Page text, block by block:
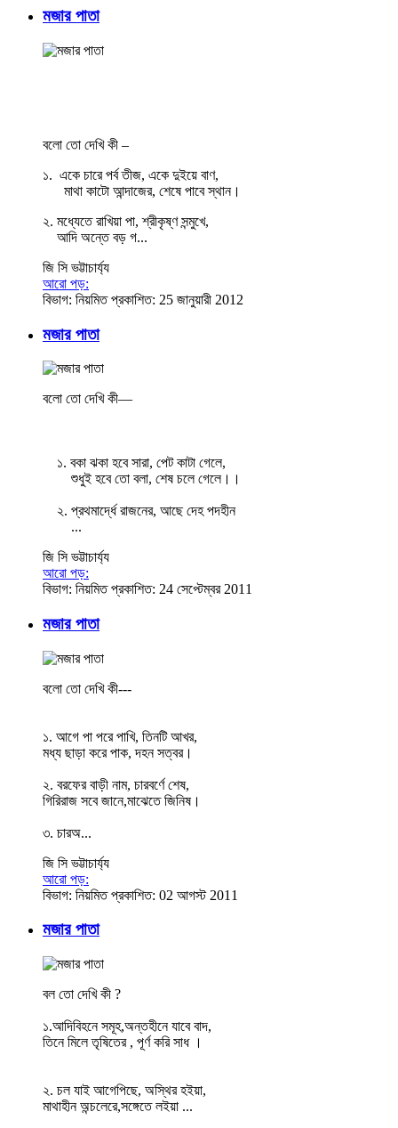
মজার পাতা
বলো তো দেখি কী –
১. একে চারে পর্ব তীজ, একে দুইয়ে বাণ,
মাথা কাটো আন্দাজের, শেষে পাবে স্থান।
২. মধ্যেতে রাখিয়া পা, শ্রীকৃষ্ণ সন্মুখে,
আদি অন্তে বড় গ...
জি সি ভট্টাচার্য্য
আরো পড়:
বিভাগ: নিয়মিত প্রকাশিত: 25 জানুয়ারী 2012
মজার পাতা
বলো তো দেখি কী—
১. বকা ঝকা হবে সারা, পেট কাটা গেলে,
শুধুই হবে তো বলা, শেষ চলে গেলে।।
২. প্রথমার্দ্ধে রাজনের, আছে দেহ পদহীন
...
জি সি ভট্টাচার্য্য
আরো পড়:
বিভাগ: নিয়মিত প্রকাশিত: 24 সেপ্টেম্বর 2011
মজার পাতা
বলো তো দেখি কী---
১. আগে পা পরে পাখি, তিনটি আখর,
মধ্য ছাড়া করে পাক, দহন সত্বর।
২. বরফের বাড়ী নাম, চারবর্ণে শেষ,
গিরিরাজ সবে জানে,মাঝেতে জিনিষ।
৩. চারঅ...
জি সি ভট্টাচার্য্য
আরো পড়:
বিভাগ: নিয়মিত প্রকাশিত: 02 আগস্ট 2011
মজার পাতা
বল তো দেখি কী ?
১.আদিবিহনে সমূহ,অন্তহীনে যাবে বাদ,
তিনে মিলে তৃষিতের , পূর্ণ করি সাধ ।
২. চল যাই আগেপিছে, অস্থির হইয়া,
মাথাহীন অন্চলেরে,সঙ্গেতে লইয়া ...